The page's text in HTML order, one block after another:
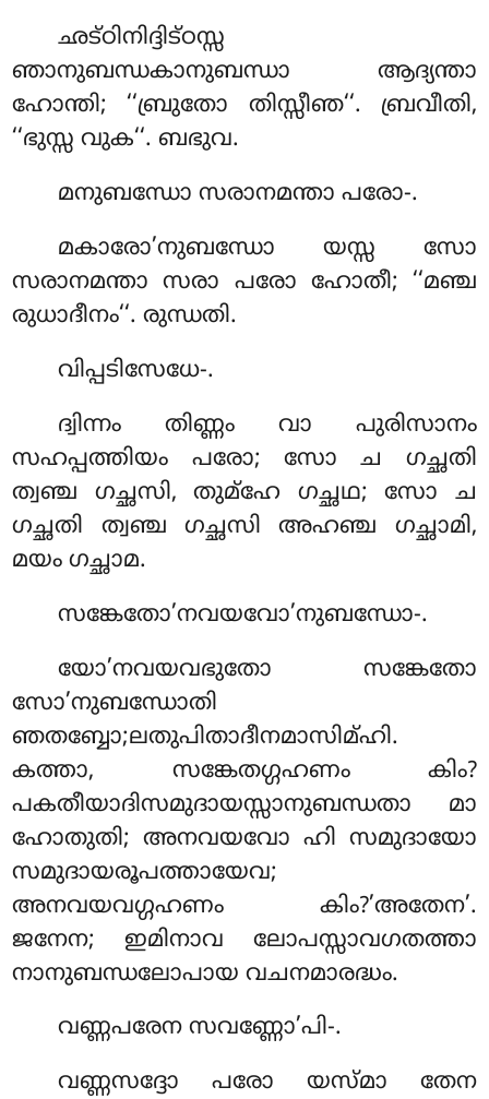
ഛട്ഠിനിദ്ദിട്ഠസ്സ
ഞാനുബന്ധകാനുബന്ധാ ആദ്യന്താ
ഹോന്തി; ‘‘ബ്രുതോ തിസ്സീഞ‘‘. ബ്രവീതി,
‘‘ഭുസ്സ വുക‘‘. ബഭുവ.
മനുബന്ധോ സരാനമന്താ പരോ-.
മകാരോ’നുബന്ധോ യസ്സ സോ
സരാനമന്താ സരാ പരോ ഹോതീ; ‘‘മഞ്ച
രുധാദീനം‘‘. രുന്ധതി.
വിപ്പടിസേധേ-.
ദ്വിന്നം തിണ്ണം വാ പുരിസാനം
സഹപ്പത്തിയം പരോ; സോ ച ഗച്ഛതി
ത്വഞ്ച ഗച്ഛസി, തുമ്ഹേ ഗച്ഛഥ; സോ ച
ഗച്ഛതി ത്വഞ്ച ഗച്ഛസി അഹഞ്ച ഗച്ഛാമി,
മയം ഗച്ഛാമ.
സങ്കേതോ’നവയവോ’നുബന്ധോ-.
യോ’നവയവഭുതോ സങ്കേതോ
സോ’നുബന്ധോതി
ഞതബ്ബോ;ലതുപിതാദീനമാസിമ്ഹി.
കത്താ, സങ്കേതഗ്ഗഹണം കിം?
പകതീയാദിസമുദായസ്സാനുബന്ധതാ മാ
ഹോതുതി; അനവയവോ ഹി സമുദായോ
സമുദായരൂപത്തായേവ;
അനവയവഗ്ഗഹണം കിം?’അതേന’.
ജനേന; ഇമിനാവ ലോപസ്സാവഗതത്താ
നാനുബന്ധലോപായ വചനമാരദ്ധം.
വണ്ണപരേനസവണ്ണോ’പി-.
വണ്ണസദ്ദോ പരോ യസ്മാ തേന